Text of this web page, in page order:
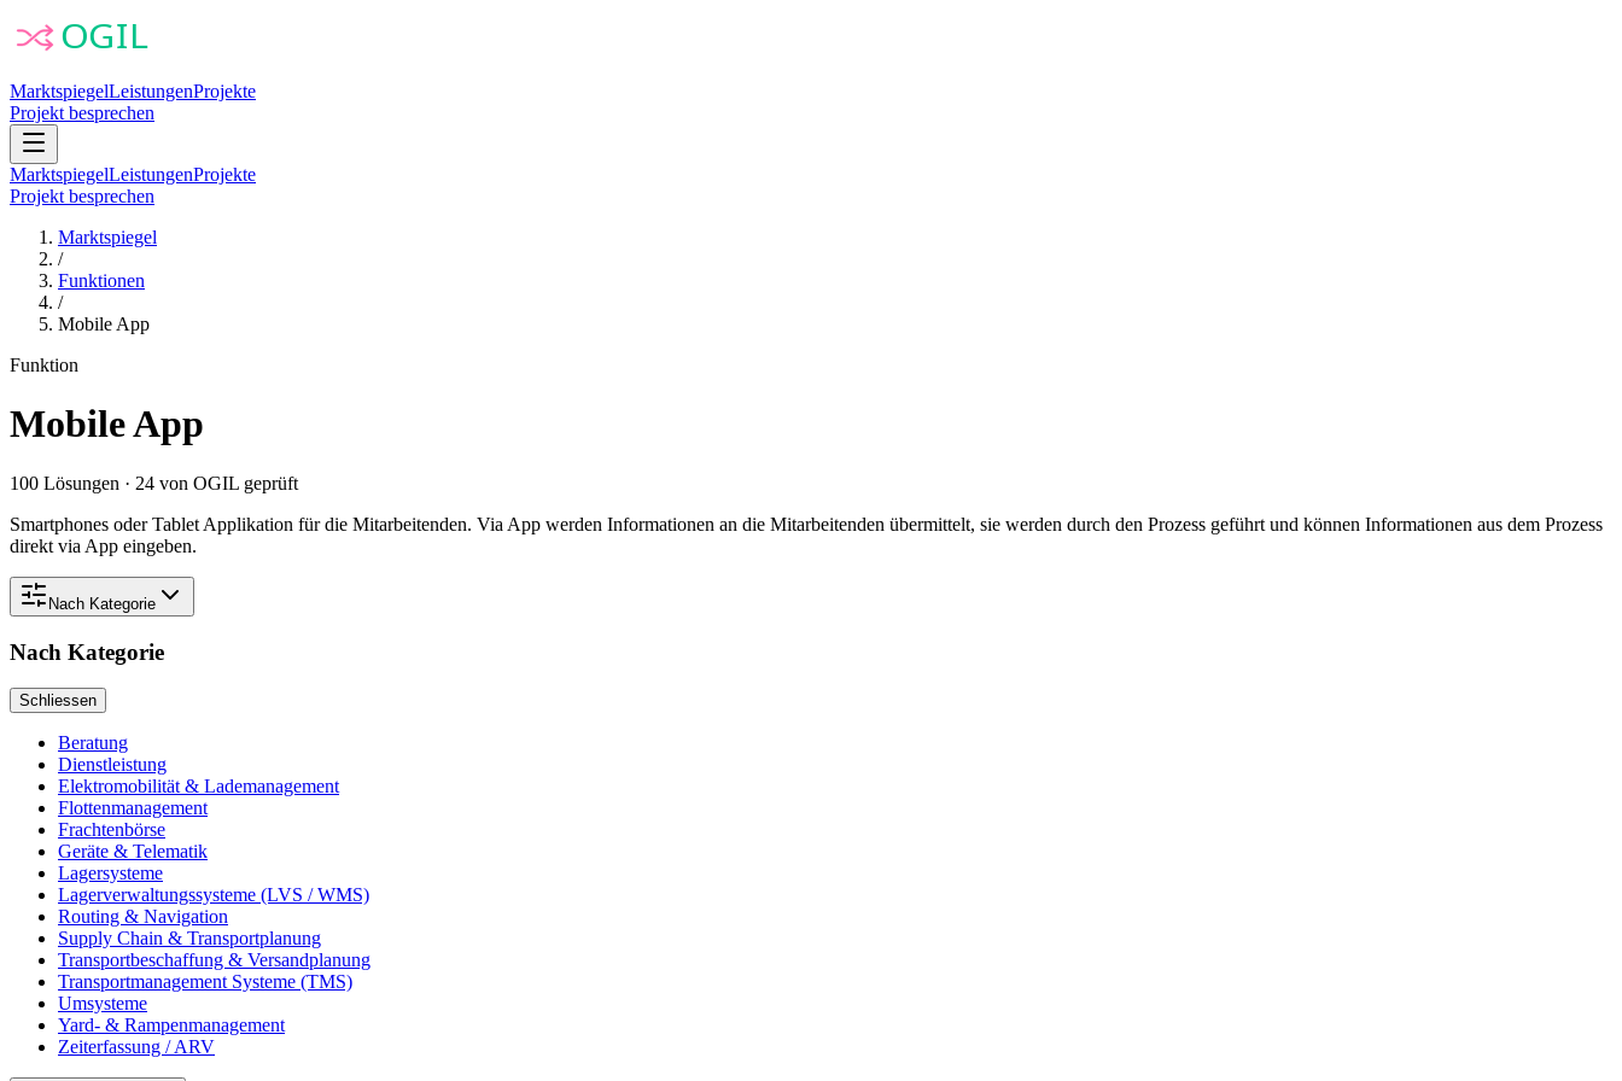
MarktspiegelLeistungenProjekte
Projekt besprechen
MarktspiegelLeistungenProjekte
Projekt besprechen
Marktspiegel
/
Funktionen
/
Mobile App
Funktion
Mobile App
100 Lösungen · 24 von OGIL geprüft
Smartphones oder Tablet Applikation für die Mitarbeitenden. Via App werden Informationen an die Mitarbeitenden übermittelt, sie werden durch den Prozess geführt und können Informationen aus dem Prozess
direkt via App eingeben.
Nach Kategorie
Nach Kategorie
Schliessen
Beratung
Dienstleistung
Elektromobilität & Lademanagement
Flottenmanagement
Frachtenbörse
Geräte & Telematik
Lagersysteme
Lagerverwaltungssysteme (LVS / WMS)
Routing & Navigation
Supply Chain & Transportplanung
Transportbeschaffung & Versandplanung
Transportmanagement Systeme (TMS)
Umsysteme
Yard- & Rampenmanagement
Zeiterfassung / ARV